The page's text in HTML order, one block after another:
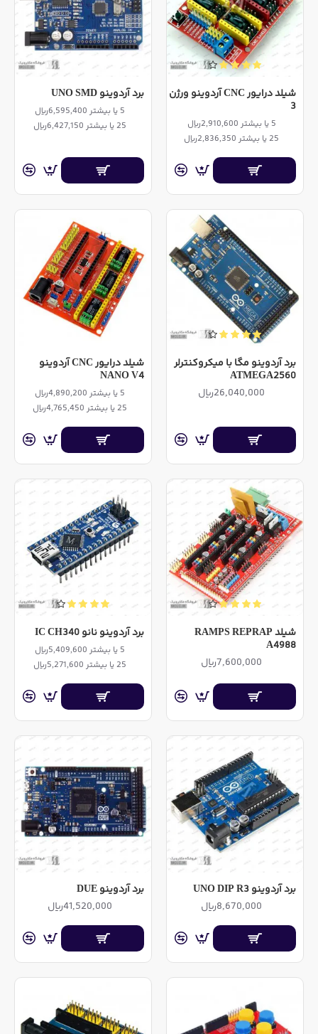
شیلد درایور CNC آردوینو ورژن
3
5 یا بیشتر 2,910,600ریال
25 یا بیشتر 2,836,350ریال
برد آردوینو UNO SMD
5 یا بیشتر 6,595,400ریال
25 یا بیشتر 6,427,150ریال
برد آردوینو مگا با میکروکنترلر
ATMEGA2560
26,040,000ریال
شیلد درایور CNC آردوینو
NANO V4
5 یا بیشتر 4,890,200ریال
25 یا بیشتر 4,765,450ریال
شیلد RAMPS REPRAP
A4988
7,600,000ریال
برد آردوینو نانو IC CH340
5 یا بیشتر 5,409,600ریال
25 یا بیشتر 5,271,600ریال
برد آردوینو UNO DIP R3
8,670,000ریال
برد آردوینو DUE
41,520,000ریال